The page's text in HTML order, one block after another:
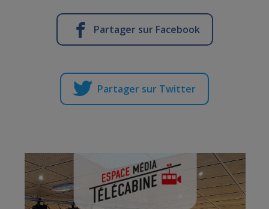
Partager sur Facebook
Partager sur Twitter